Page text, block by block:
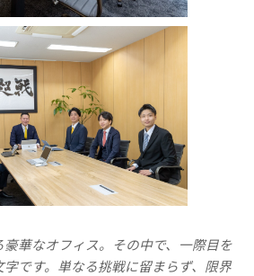
華なオフィス。その中で、一際目を
です。単なる挑戦に留まらず、限界